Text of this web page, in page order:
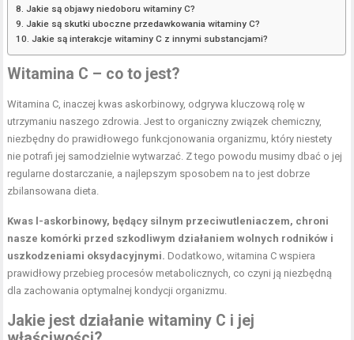
Jakie są objawy niedoboru witaminy C?
Jakie są skutki uboczne przedawkowania witaminy C?
Jakie są interakcje witaminy C z innymi substancjami?
Witamina C – co to jest?
Witamina C, inaczej kwas askorbinowy, odgrywa kluczową rolę w
utrzymaniu naszego zdrowia. Jest to organiczny związek chemiczny,
niezbędny do prawidłowego funkcjonowania organizmu, który niestety
nie potrafi jej samodzielnie wytwarzać. Z tego powodu musimy dbać o jej
regularne dostarczanie, a najlepszym sposobem na to jest dobrze
zbilansowana dieta.
Kwas l-askorbinowy, będący silnym przeciwutleniaczem, chroni
nasze komórki przed szkodliwym działaniem wolnych rodników i
uszkodzeniami oksydacyjnymi. Dodatkowo, witamina C wspiera
prawidłowy przebieg procesów metabolicznych, co czyni ją niezbędną
dla zachowania optymalnej kondycji organizmu.
Jakie jest działanie witaminy C i jej